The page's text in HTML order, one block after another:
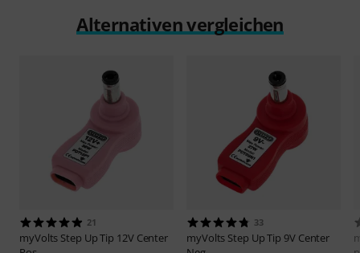
Alternativen vergleichen
21
myVolts Step Up Tip 12V Center
33
myVolts Step Up Tip 9V Center